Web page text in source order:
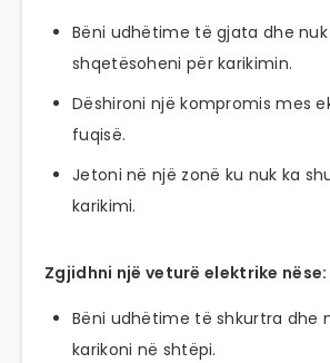
Bëni udhëtime të gjata dhe
shqetësoheni për karikimin.
Dëshironi një kompromis mes
fuqisë.
Jetoni në një zonë ku nuk ka
karikimi.
Zgjidhni një veturë elektrike nëse:
Bëni udhëtime të shkurtra dhe
karikoni në shtëpi.